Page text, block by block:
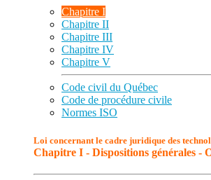
Chapitre I
Chapitre II
Chapitre III
Chapitre IV
Chapitre V
Code civil du Québec
Code de procédure civile
Normes ISO
Loi concernant le cadre juridique des
Chapitre I - Dispositions générales -